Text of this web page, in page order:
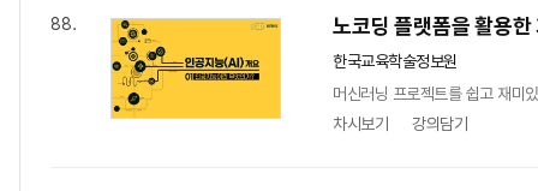
88. 노코딩 플랫폼을 활용한
한국교육학술정보원
머신러닝 프로젝트를 쉽고 재미
차시보기
강의담기